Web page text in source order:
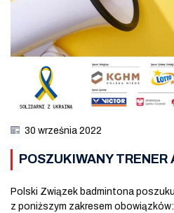
30 września 2022
POSZUKIWANY TRENER
Polski Związek badmintona
z poniższym zakresem